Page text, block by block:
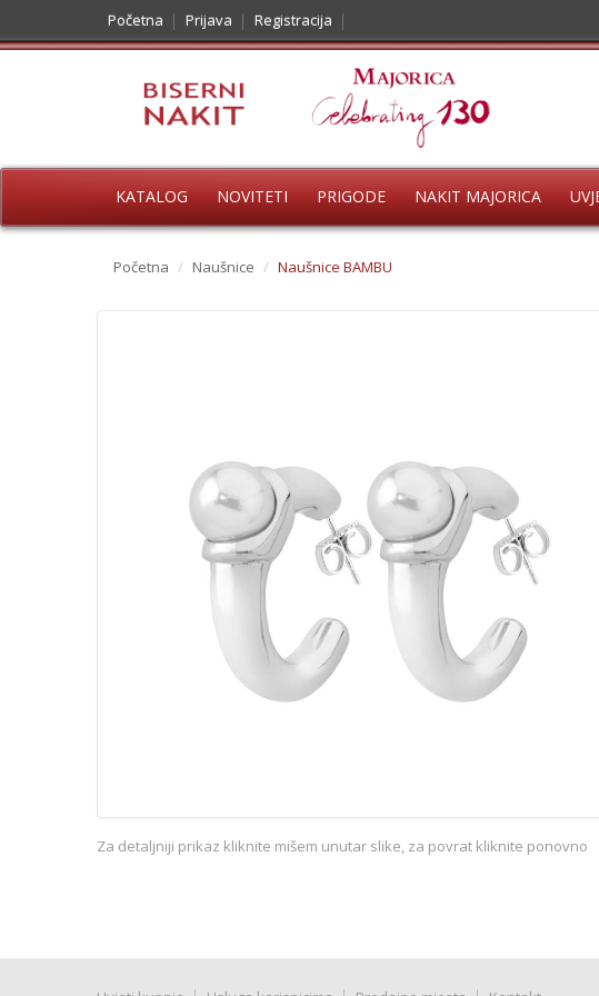
Početna Prijava Registracija
KATALOG NOVITETI PRIGODE NAKIT MAJORICA
Početna / Naušnice / Naušnice BAMBU
Za detaljniji prikaz kliknite mišem unutar slike, za povrat kliknite ponovno